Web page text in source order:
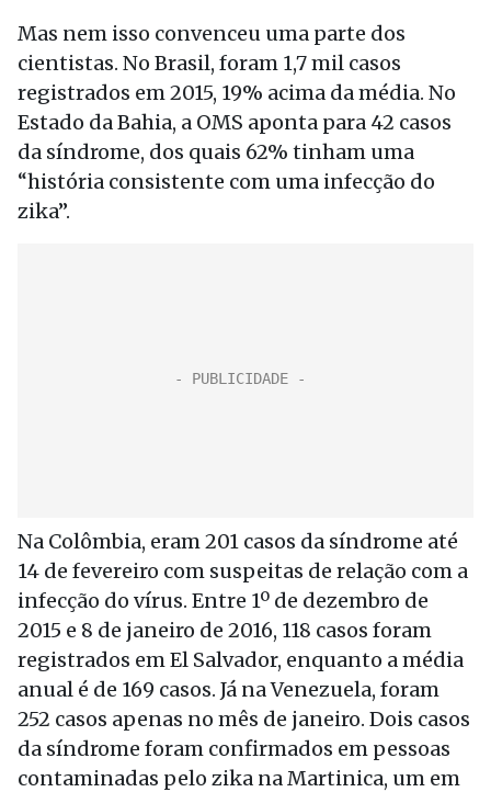
Mas nem isso convenceu uma parte dos
cientistas. No Brasil, foram 1,7 mil casos
registrados em 2015, 19% acima da média. No
Estado da Bahia, a OMS aponta para 42 casos
da síndrome, dos quais 62% tinham uma
“história consistente com uma infecção do
zika”.
Na Colômbia, eram 201 casos da síndrome até
14 de fevereiro com suspeitas de relação com a
infecção do vírus. Entre 1º de dezembro de
2015 e 8 de janeiro de 2016, 118 casos foram
registrados em El Salvador, enquanto a média
anual é de 169 casos. Já na Venezuela, foram
252 casos apenas no mês de janeiro. Dois casos
da síndrome foram confirmados em pessoas
contaminadas pelo zika na Martinica, um em